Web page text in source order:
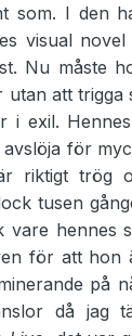
som. I den
visual novel
Nu måste
utan att trigga
i exil.
för
riktigt trög
tusen
vare hennes
för att hon
på
då jag